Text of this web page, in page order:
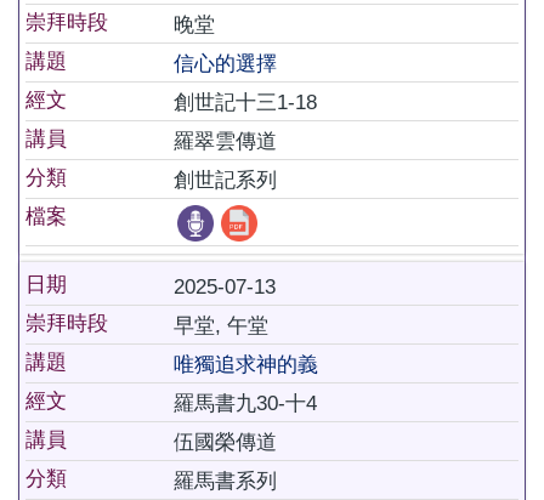
崇拜時段
晚堂
講題
信心的選擇
經文
創世記十三1-18
講員
羅翠雲傳道
分類
創世記系列
檔案
日期
2025-07-13
崇拜時段
早堂, 午堂
講題
唯獨追求神的義
經文
羅馬書九30-十4
講員
伍國榮傳道
分類
羅馬書系列